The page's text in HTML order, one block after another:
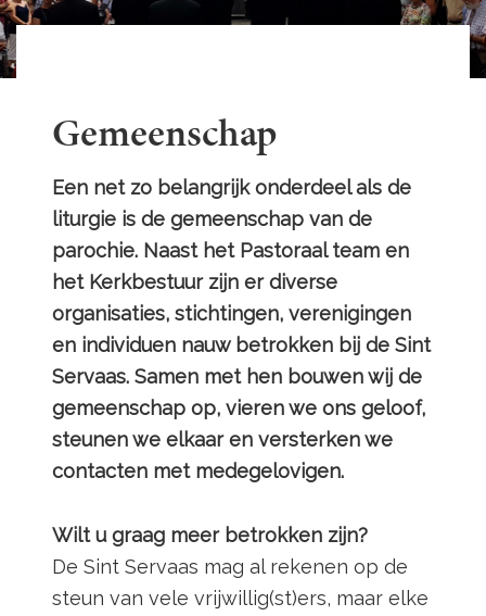
Gemeenschap
Een net zo belangrijk onderdeel als de
liturgie is de gemeenschap van de
parochie. Naast het Pastoraal team en
het Kerkbestuur zijn er diverse
organisaties, stichtingen, verenigingen
en individuen nauw betrokken bij de Sint
Servaas. Samen met hen bouwen wij de
gemeenschap op, vieren we ons geloof,
steunen we elkaar en versterken we
contacten met medegelovigen.
Wilt u graag meer betrokken zijn?
De Sint Servaas mag al rekenen op de
steun van vele vrijwillig(st)ers, maar elke